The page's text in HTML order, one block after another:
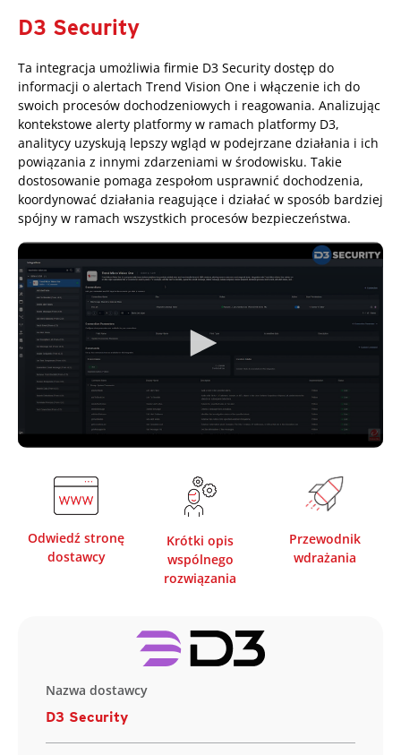
D3 Security
Ta integracja umożliwia firmie D3 Security dostęp do
informacji o alertach Trend Vision One i włączenie ich do
swoich procesów dochodzeniowych i reagowania. Analizując
kontekstowe alerty platformy w ramach platformy D3,
analitycy uzyskują lepszy wgląd w podejrzane działania i ich
powiązania z innymi zdarzeniami w środowisku. Takie
dostosowanie pomaga zespołom usprawnić dochodzenia,
koordynować działania reagujące i działać w sposób bardziej
spójny w ramach wszystkich procesów bezpieczeństwa.
Odwiedź stronę
dostawcy
Krótki opis
wspólnego
rozwiązania
Przewodnik
wdrażania
Nazwa dostawcy
D3 Security